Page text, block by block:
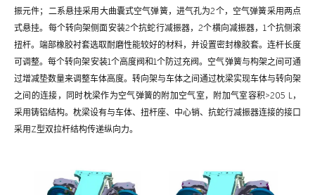
振元件；二系悬挂采用大曲囊式空气弹簧，进气孔为2个，空气弹簧采用两点
式悬挂。每个转向架侧面安装2个抗蛇行减振器，2个横向减振器，1个抗侧滚
扭杆。端部橡胶衬套选取耐磨性能较好的材料，并设置密封橡胶套。连杆长度
可调整。每个转向架安装1个高度阀和1个防过充阀。空气弹簧与构架之间可通
过增减垫数量来调整车体高度。转向架与车体之间通过枕梁实现车体与转向架
之间的连接，同时枕梁作为空气弹簧的附加空气室，附加气室容积>205 L，
采用铸铝结构。枕梁设有与车体、扭杆座、中心销、抗蛇行减振器连接的接口
采用Z型双拉杆结构传递纵向力。